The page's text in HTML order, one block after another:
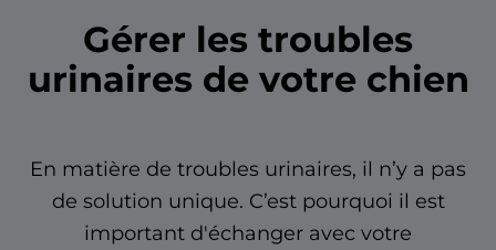
Gérer les troubles
urinaires de votre chien
En matière de troubles urinaires, il n’y a pas
de solution unique. C’est pourquoi il est
important d'échanger avec votre